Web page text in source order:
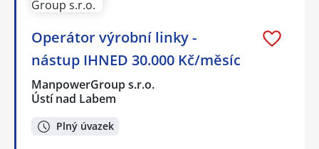
Operátor výrobní linky -
nástup IHNED 30.000 Kč/měsíc
ManpowerGroup s.r.o.
Ústí nad Labem
Plný úvazek